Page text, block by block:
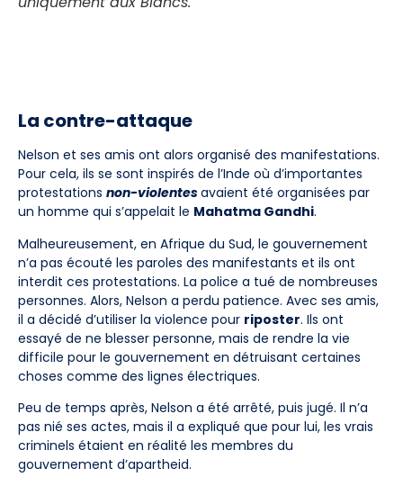
La contre-attaque
Nelson et ses amis ont alors organisé des manifestations.
Pour cela, ils se sont inspirés de l’Inde où d’importantes
protestations non-violentesavaient été organisées par
un homme qui s’appelait le Mahatma Gandhi.
Malheureusement, en Afrique du Sud, le gouvernement
n’a pas écouté les paroles des manifestants et ils ont
interdit ces protestations. La police a tué de nombreuses
personnes. Alors, Nelson a perdu patience. Avec ses amis,
il a décidé d’utiliser la violence pour riposter. Ils ont
essayé de ne blesser personne, mais de rendre la vie
difficile pour le gouvernement en détruisant certaines
choses comme des lignes électriques.
Peu de temps après, Nelson a été arrêté, puis jugé. Il n’a
pas nié ses actes, mais il a expliqué que pour lui, les vrais
criminels étaient en réalité les membres du
gouvernement d’apartheid.